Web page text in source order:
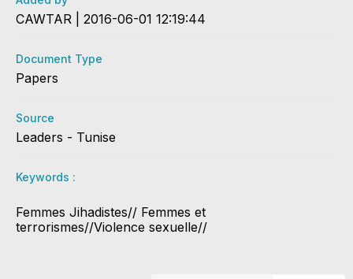
CAWTAR | 2016-06-01 12:19:44
Document Type
Papers
Source
Leaders - Tunise
Keywords :
Femmes Jihadistes// Femmes et
terrorismes//Violence sexuelle//